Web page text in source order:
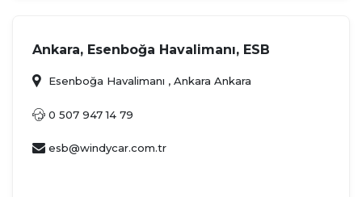
Ankara, Esenboğa Havalimanı, ESB
Esenboğa Havalimanı , Ankara Ankara
0 507 947 14 79
esb@windycar.com.tr